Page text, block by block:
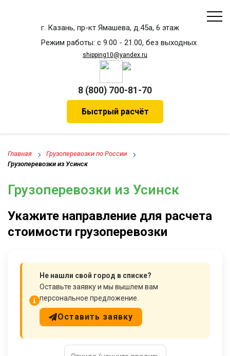
г. Казань, пр-кт Ямашева, д.45а, 6 этаж
Режим работы: с 9.00 - 21.00, без выходных
shipping10@yandex.ru
8 (800) 700-81-70
Быстрый расчёт
Главная
Грузоперевозки по России
Грузоперевозки из Усинск
Грузоперевозки из Усинск
Укажите направление для расчета
стоимости грузоперевозки
Не нашли свой город в списке?
Оставьте заявку и мы вышлем вам
персональное предложение.
Оставить заявку